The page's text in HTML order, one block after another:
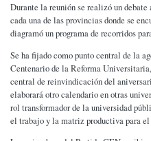
Durante la reunión se realizó un
cada una de las provincias donde se
diagramó un programa de recorridos
Se ha fijado como punto central de la
Centenario de la Reforma
central de reinvindicación del
elaborará otro calendario en otras
rol transformador de la universidad
el trabajo y la matriz productiva para